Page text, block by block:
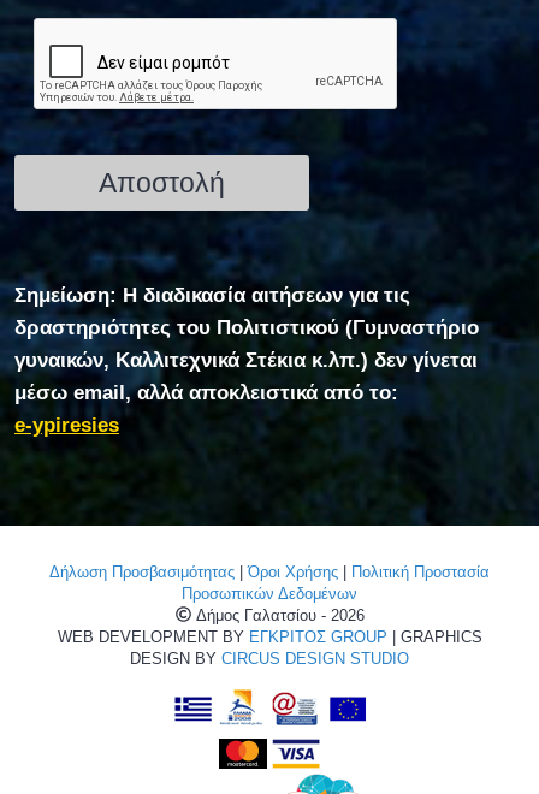
Σημείωση: Η διαδικασία αιτήσεων για τις
δραστηριότητες του Πολιτιστικού (Γυμναστήριο
γυναικών, Καλλιτεχνικά Στέκια κ.λπ.) δεν γίνεται
μέσω email, αλλά αποκλειστικά από το:
e-ypiresies
Δήλωση Προσβασιμότητας |Όροι Χρήσης | Πολιτική Προστασία
Προσωπικών Δεδομένων
Δήμος Γαλατσίου - 2026
WEB DEVELOPMENT BY ΕΓΚΡΙΤΟΣ GROUP | GRAPHICS
DESIGN BY CIRCUS DESIGN STUDIO